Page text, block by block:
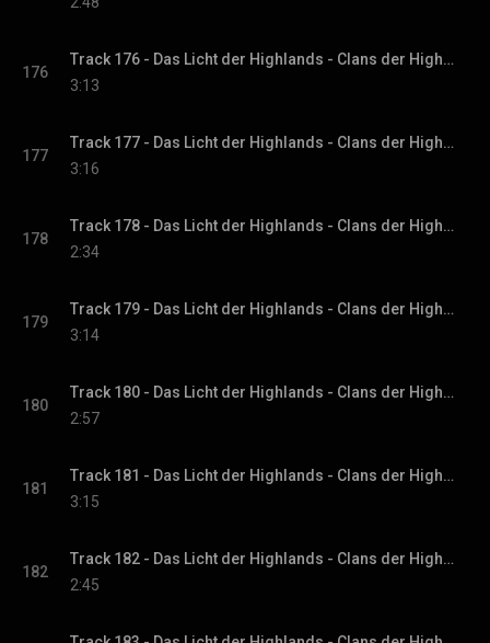
176
Track 176 - Das Licht der Highlands - Clans der Highlands-Reihe, Band 1
3:13
177
Track 177 - Das Licht der Highlands - Clans der Highlands-Reihe, Band 1
3:16
178
Track 178 - Das Licht der Highlands - Clans der Highlands-Reihe, Band 1
2:34
179
Track 179 - Das Licht der Highlands - Clans der Highlands-Reihe, Band 1
3:14
180
Track 180 - Das Licht der Highlands - Clans der Highlands-Reihe, Band 1
2:57
181
Track 181 - Das Licht der Highlands - Clans der Highlands-Reihe, Band 1
3:15
182
Track 182 - Das Licht der Highlands - Clans der Highlands-Reihe, Band 1
2:45